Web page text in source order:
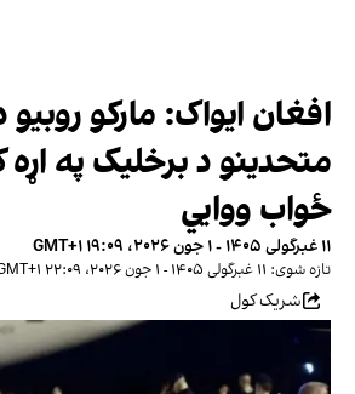
افغان ایواک: مارکو
متحدینو د برخلیک په
ځواب ووایي
۱۱ غبرگولی ۱۴۰۵ - ۱ جون ۲۰۲۶، ۱۹:۰۹ GMT+۱
تازه شوی: ۱۱ غبرگولی ۱۴۰۵ - ۱ جون ۲۰۲۶، ۲۲:۰۹ GMT+۱
شریک کول